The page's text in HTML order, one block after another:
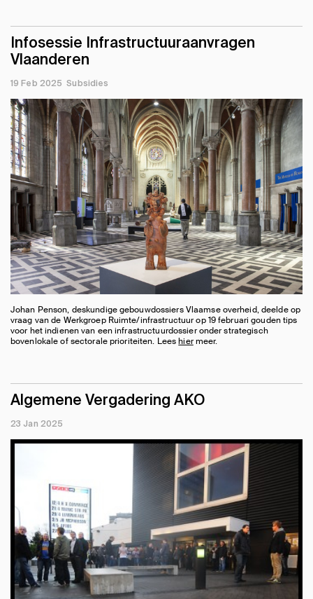
Infosessie Infrastructuuraanvragen
Vlaanderen
19 Feb 2025 Subsidies
Johan Penson, deskundige gebouwdossiers Vlaamse overheid, deelde op
vraag van de Werkgroep Ruimte/infrastructuur op 19 februari gouden tips
voor het indienen van een infrastructuurdossier onder strategisch
bovenlokale of sectorale prioriteiten. Leeshiermeer.
Algemene Vergadering AKO
23 Jan 2025